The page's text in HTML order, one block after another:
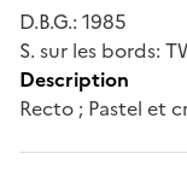
D.B.G.: 1985
S. sur les bords:
Description
Recto ; Pastel et